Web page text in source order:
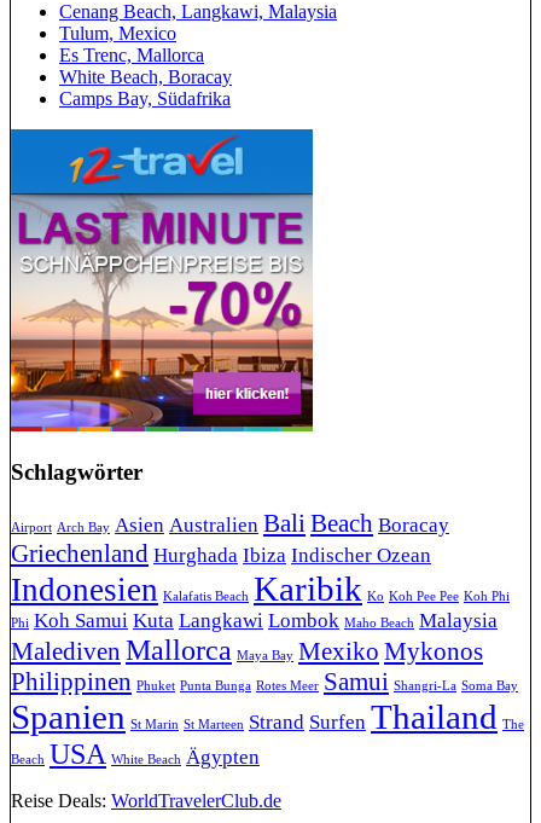
Cenang Beach, Langkawi, Malaysia
Tulum, Mexico
Es Trenc, Mallorca
White Beach, Boracay
Camps Bay, Südafrika
Schlagwörter
Airport Arch Bay Asien Australien Bali Beach Boracay
Griechenland Hurghada Ibiza Indischer Ozean
Indonesien Kalafatis Beach Karibik Ko Koh Pee Pee Koh Phi
Phi Koh Samui Kuta Langkawi Lombok Maho Beach Malaysia
Malediven Mallorca Maya Bay Mexiko Mykonos
Philippinen Phuket Punta Bunga Rotes Meer Samui Shangri-La Soma Bay
Spanien St Marin St Marteen Strand Surfen Thailand The
Beach USA White Beach Ägypten
Reise Deals: WorldTravelerClub.de